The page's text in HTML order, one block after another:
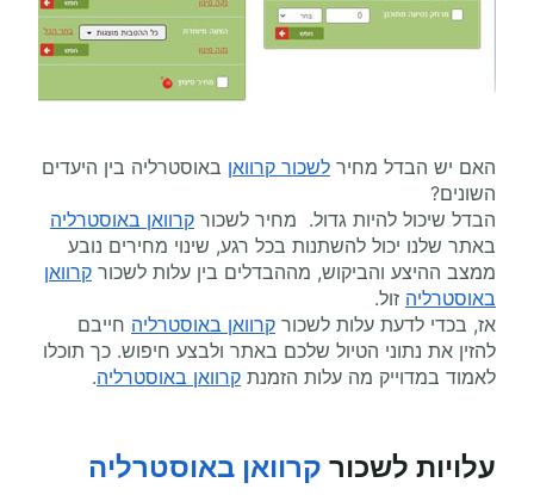
האם יש הבדל מחיר לשכור קרוואן באוסטרליה בין היעדים
השונים?
הבדל שיכול להיות גדול. מחיר לשכור קרוואן באוסטרליה
באתר שלנו יכול להשתנות בכל רגע, שינוי מחירים נובע
ממצב ההיצע והביקוש, מההבדלים בין עלות לשכור קרוואן
באוסטרליה זול.
אז, בכדי לדעת עלות לשכור קרוואן באוסטרליה חייבם
להזין את נתוני הטיול שלכם באתר ולבצע חיפוש. כך תוכלו
לאמוד במדוייק מה עלות הזמנת קרוואן באוסטרליה.
עלויות לשכור קרוואן באוסטרליה